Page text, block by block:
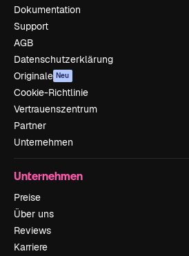
Dokumentation
Support
AGB
Datenschutzerklärung
Originale Neu
Cookie-Richtlinie
Vertrauenszentrum
Partner
Unternehmen
Unternehmen
Preise
Über uns
Reviews
Karriere